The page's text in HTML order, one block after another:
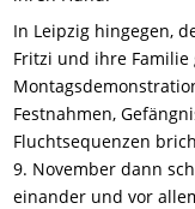
In Leipzig hingegen,
Fritzi und ihre
Festnahmen,
Fluchtsequenzen
9. November dann
einander und vor